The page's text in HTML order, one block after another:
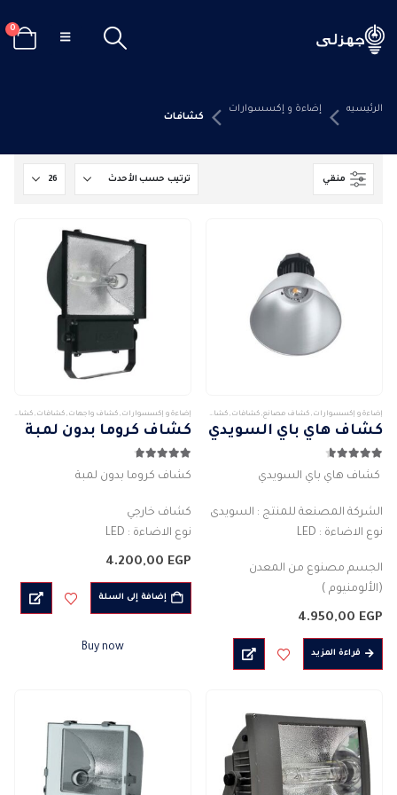
0
الرئيسيه إضاءة و إكسسوارات
كشافات
منقي
إضاءة و إكسسوارات , كشاف مصانع, كشافات , كشافات خارجى
كشاف هاي باي السويدي
4.57
كشاف هاي باي السويدي
الشركة المصنعة للمنتج : السويدى
نوع الاضاءة : LED
الجسم مصنوع من المعدن
(الألومنيوم )
لون الكشاف: فضي
التدفق الضوئى :…
4.950,00 EGP
قراءة المزيد
إضاءة و إكسسوارات , كشاف واجهات , كشافات , كشافات خارجى
كشاف كروما بدون لمبة
4.71
كشاف كروما بدون لمبة
كشاف خارجي
نوع الاضاءة : LED
القوة فعلية 400 واط
الجهد الكهربائى: 220-240 فولت
50/60 هرتز
4.200,00 EGP
إضافة إلى السلة
Buy now